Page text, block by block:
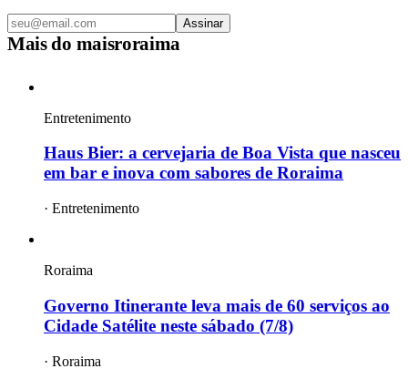
Assinar
Mais do maisroraima
Entretenimento
Haus Bier: a cervejaria de Boa Vista que nasceu
em bar e inova com sabores de Roraima
· Entretenimento
Roraima
Governo Itinerante leva mais de 60 serviços ao
Cidade Satélite neste sábado (7/8)
· Roraima